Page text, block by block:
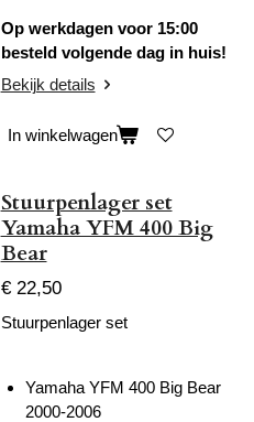
Op werkdagen voor 15:00
besteld volgende dag in huis!
Bekijk details
In winkelwagen
Stuurpenlager set
Yamaha YFM 400 Big
Bear
€ 22,50
Stuurpenlager set
Yamaha YFM 400 Big Bear
2000-2006